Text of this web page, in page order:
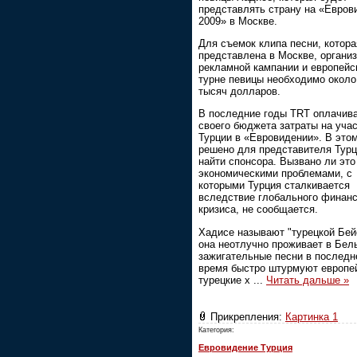
представлять страну на
2009» в Москве.
Для съемок клипа песни,
представлена в Москве,
рекламной кампании и
турне певицы необходимо
тысяч долларов.
В последние годы TRT
своего бюджета затраты на
Турции в «Евровидении». В
решено для представителя
найти спонсора. Вызвано ли это
экономическими проблемами, с
которыми Турция сталкивается
вследствие глобального
кризиса, не сообщается.
Хадисе называют "турецкой
она неотлучно проживает в
зажигательные песни в
время быстро штурмуют
турецкие х
Читать дальше »
Прикрепления: Картинка 1
Категория:
Евровидение Турция